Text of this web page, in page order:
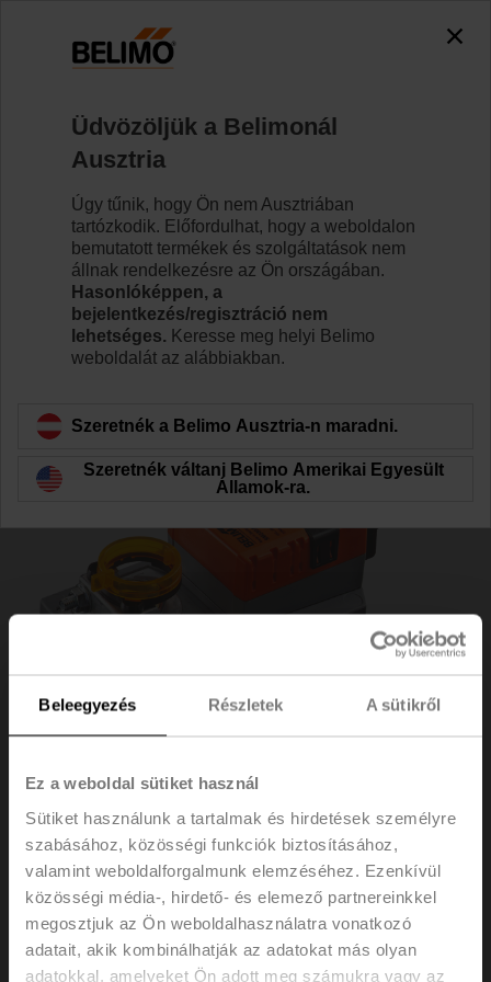
Beleegyezés Részletek A sütikről
Ez a weboldal sütiket használ
Sütiket használunk a tartalmak és hirdetések személyre
szabásához, közösségi funkciók biztosításához,
valamint weboldalforgalmunk elemzéséhez. Ezenkívül
közösségi média-, hirdető- és elemező partnereinkkel
megosztjuk az Ön weboldalhasználatra vonatkozó
adatait, akik kombinálhatják az adatokat más olyan
adatokkal, amelyeket Ön adott meg számukra vagy az
SM230A-S
Tudjon meg többet
Vissza a termékkategóriához
SM230A-S
Forgó hajtómű, 20 Nm, AC 100...240 V, nyit/zár, 3
pontos, 150 s, 1x SPDT, IP54
Üdvözöljük a Belimonál
Ausztria
Úgy tűnik, hogy Ön nem Ausztriában
tartózkodik. Előfordulhat, hogy a weboldalon
bemutatott termékek és szolgáltatások nem
állnak rendelkezésre az Ön országában.
Hasonlóképpen, a
bejelentkezés/regisztráció nem
lehetséges. Keresse meg helyi Belimo
weboldalát az alábbiakban.
Szeretnék a Belimo Ausztria-n maradni.
Szeretnék váltani Belimo Amerikai Egyesült
Államok-ra.